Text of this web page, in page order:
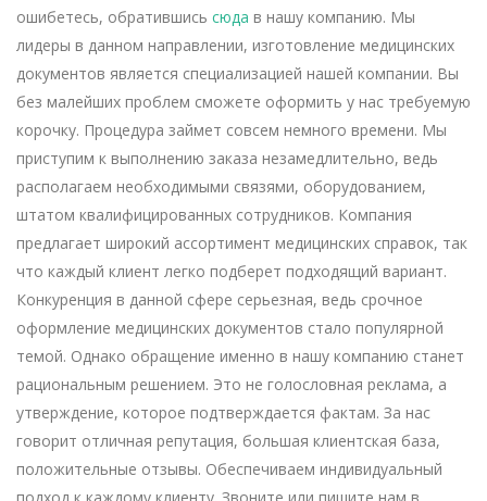
ошибетесь, обратившись сюда в нашу компанию. Мы
лидеры в данном направлении, изготовление медицинских
документов является специализацией нашей компании. Вы
без малейших проблем сможете оформить у нас требуемую
корочку. Процедура займет совсем немного времени. Мы
приступим к выполнению заказа незамедлительно, ведь
располагаем необходимыми связями, оборудованием,
штатом квалифицированных сотрудников. Компания
предлагает широкий ассортимент медицинских справок, так
что каждый клиент легко подберет подходящий вариант.
Конкуренция в данной сфере серьезная, ведь срочное
оформление медицинских документов стало популярной
темой. Однако обращение именно в нашу компанию станет
рациональным решением. Это не голословная реклама, а
утверждение, которое подтверждается фактам. За нас
говорит отличная репутация, большая клиентская база,
положительные отзывы. Обеспечиваем индивидуальный